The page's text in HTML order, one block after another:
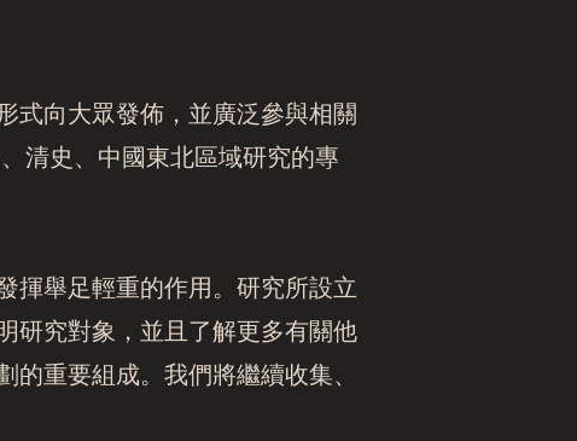
式向大眾發佈，並廣泛參與相關
清史、中國東北區域研究的專
揮舉足輕重的作用。研究所設立
研究對象，並且了解更多有關他
重要組成。我們將繼續收集、